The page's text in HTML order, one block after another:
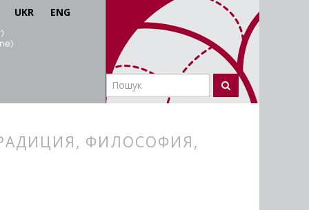
UKR ENG
ФИЛОСОФИЯ,